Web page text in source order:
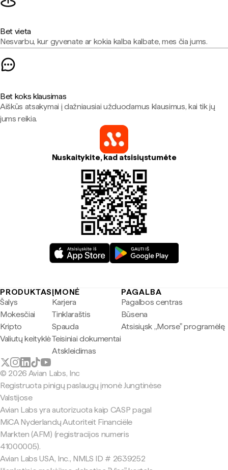
Bet vieta
Nesvarbu, kur gyvenate ar kokia kalba kalbate, mes čia jums.
Bet koks klausimas
Aiškūs atsakymai į dažniausiai užduodamus klausimus, kai tik jų
jums reikia.
Nuskaitykite, kad atsisiųstumėte
PRODUKTAS
Šalys
Mokesčiai
Kripto
Valiutų keityklė
ĮMONĖ
Karjera
Tinklaraštis
Spauda
Teisiniai dokumentai
Atskleidimas
PAGALBA
Pagalbos centras
Būsena
Atsisiųsk „Morse" programėlę
© 2026 Avian Labs, Inc
Registruota pinigų paslaugų įmonė Jungtinėse
Valstijose
Avian Labs yra autorizuota kaip CASP pagal
MiCA Nyderlandų Autoriteit Financiële
Markten (AFM) (registracijos numeris
41000005).
Avian Labs USA, Inc., NMLS ID # 2639252